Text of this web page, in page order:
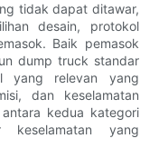
tidak dapat ditawar,
desain, protokol
Baik pemasok
dump truck standar
yang relevan yang
dan keselamatan
kedua kategori
yang